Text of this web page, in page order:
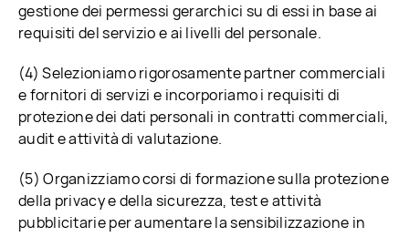
gestione dei permessi gerarchici su di essi in base ai
requisiti del servizio e ai livelli del personale.
(4) Selezioniamo rigorosamente partner commerciali
e fornitori di servizi e incorporiamo i requisiti di
protezione dei dati personali in contratti commerciali,
audit e attività di valutazione.
(5) Organizziamo corsi di formazione sulla protezione
della privacy e della sicurezza, test e attività
pubblicitarie per aumentare la sensibilizzazione in